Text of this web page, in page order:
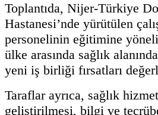
Toplantıda, Nijer-Türkiye
Hastanesi’nde yürütülen
personelinin eğitimine
ülke arasında sağlık
yeni iş birliği fırsatları
Taraflar ayrıca, sağlık
geliştirilmesi, bilgi ve